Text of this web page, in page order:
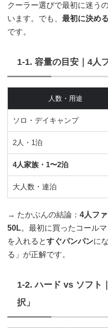
クーラー選びで最初に迷う
います。でも、 最初に決め
です。
1-1. 容量の目安｜4人
人数・用途
ソロ・デイキャンプ
2人・1泊
4人家族・1〜2泊
大人数・連泊
→ たかぶんの結論： 4人フ
50L。最初に買ったコール
を入れるとすぐパンパンに
る」が正解です。
1-2. ハード vs ソフト
択」